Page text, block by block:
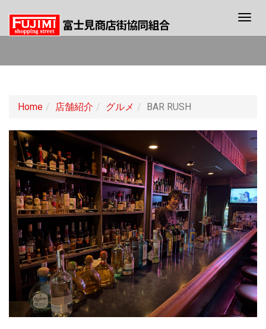
Home 店舗紹介 グルメ BAR RUSH